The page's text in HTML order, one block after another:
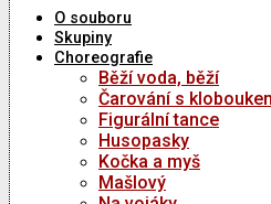
O souboru
Skupiny
Choreografie
Běží voda, běží
Čarování s
Figurální tance
Husopasky
Kočka a myš
Mašlový